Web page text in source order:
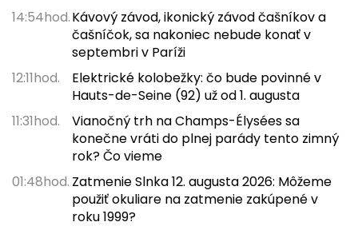
14:54hod.Kávový závod, ikonický závod čašníkov a
čašníčok, sa nakoniec nebude konať v
septembri v Paríži
12:11hod.
Elektrické kolobežky: čo bude povinné v
Hauts-de-Seine (92) už od 1. augusta
11:31hod.
Vianočný trh na Champs-Élysées sa
konečne vráti do plnej parády tento zimný
rok? Čo vieme
01:48hod. Zatmenie Slnka 12. augusta 2026: Môžeme
použiť okuliare na zatmenie zakúpené v
roku 1999?